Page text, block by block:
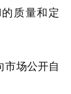
质量和定
市场公开自